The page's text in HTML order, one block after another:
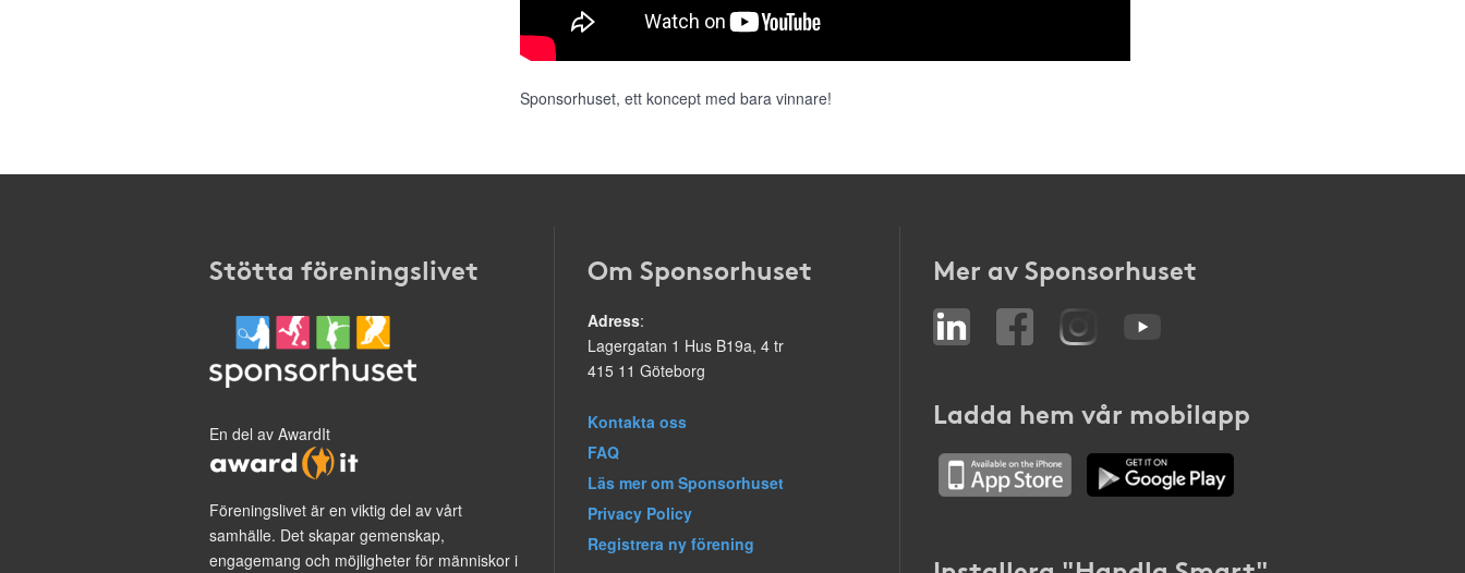
Sponsorhuset, ett koncept med bara vinnare!
Stötta föreningslivet
En del av AwardIt
Föreningslivet är en viktig del av vårt
samhälle. Det skapar gemenskap,
engagemang och möjligheter för människor i
Om Sponsorhuset
Adress:
Lagergatan 1 Hus B19a, 4 tr
415 11 Göteborg
Kontakta oss
FAQ
Läs mer om Sponsorhuset
Privacy Policy
Registrera ny förening
Mer av Sponsorhuset
Ladda hem vår mobilapp